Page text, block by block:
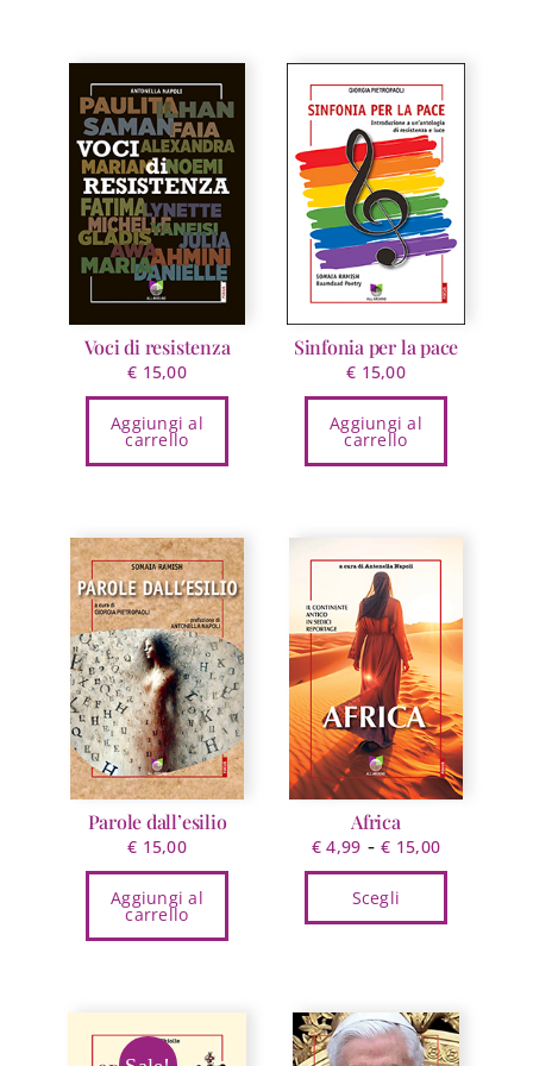
Voci di resistenza
€ 15,00
Aggiungi al
carrello
Sinfonia per la pace
€ 15,00
Aggiungi al
carrello
Parole dall’esilio
€ 15,00
Aggiungi al
carrello
Africa
€ 4,99 - € 15,00Fascia
di
da
€ 15,00
Scegli
più
varianti.